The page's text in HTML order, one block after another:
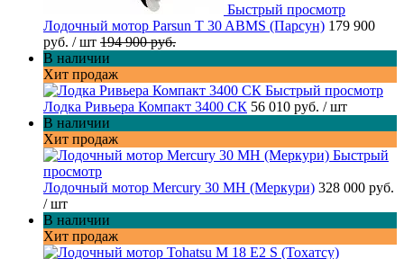
Быстрый просмотр
Лодочный мотор Parsun T 30 ABMS (Парсун) 179 900
руб. / шт 194 900 руб.
В наличии
Хит продаж
Быстрый просмотр
Лодка Ривьера Компакт 3400 СК 56 010 руб. / шт
В наличии
Хит продаж
Быстрый
просмотр
Лодочный мотор Mercury 30 MH (Меркури) 328 000 руб.
/ шт
В наличии
Хит продаж